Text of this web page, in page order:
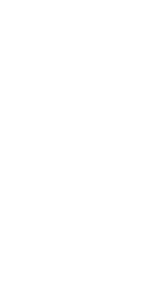
代
25 个平台
察与常态化运营
线体验
体验
器
者
您的团队
您的旅程
实践
现目标